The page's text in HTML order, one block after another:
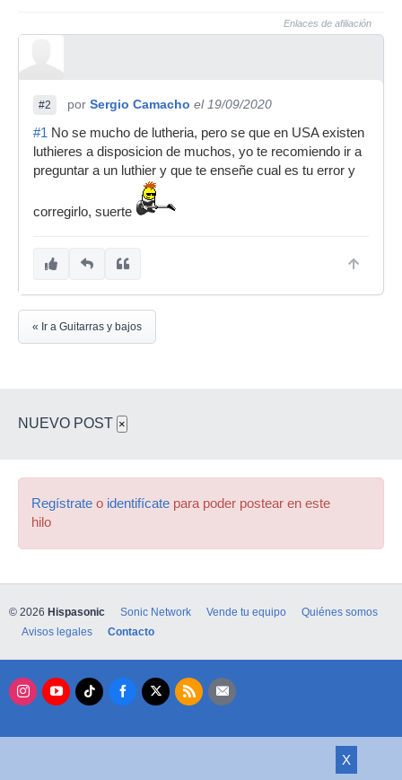
Enlaces de afiliación
#2 por Sergio Camacho el 19/09/2020
#1 No se mucho de lutheria, pero se que en USA existen
luthieres a disposicion de muchos, yo te recomiendo ir a
preguntar a un luthier y que te enseñe cual es tu error y
corregirlo, suerte
« Ir a Guitarras y bajos
NUEVO POST ×
Regístrate o identifícate para poder postear en este
hilo
X
© 2026 Hispasonic Sonic Network Vende tu equipo
Quiénes somos
Avisos legales
Contacto